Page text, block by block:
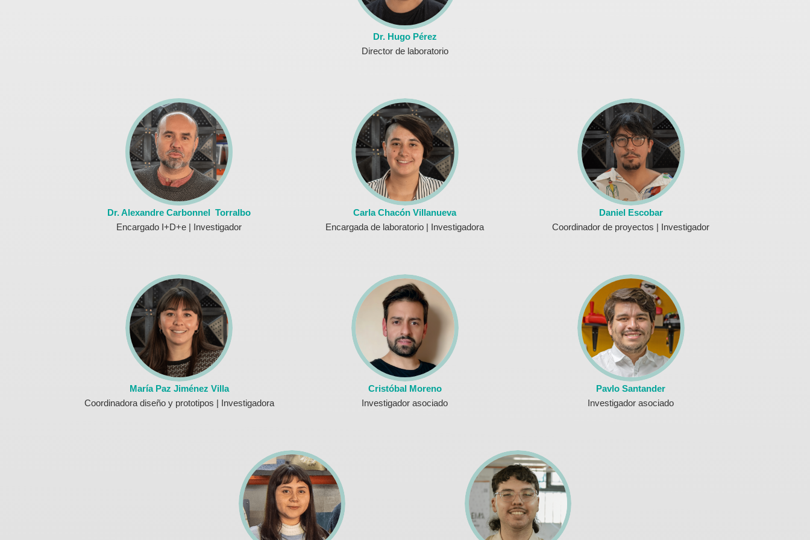
Dr. Hugo Pérez
Director de laboratorio
Dr. Alexandre Carbonnel Torralbo
Encargado I+D+e | Investigador
Carla Chacón Villanueva
Encargada de laboratorio | Investigadora
Daniel Escobar
Coordinador de proyectos | Investigador
María Paz Jiménez Villa
Coordinadora diseño y prototipos | Investigadora
Cristóbal Moreno
Investigador asociado
Pavlo Santander
Investigador asociado